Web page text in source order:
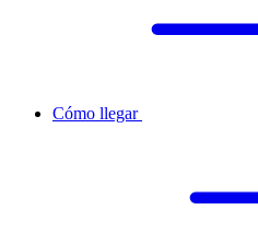
Cómo llegar